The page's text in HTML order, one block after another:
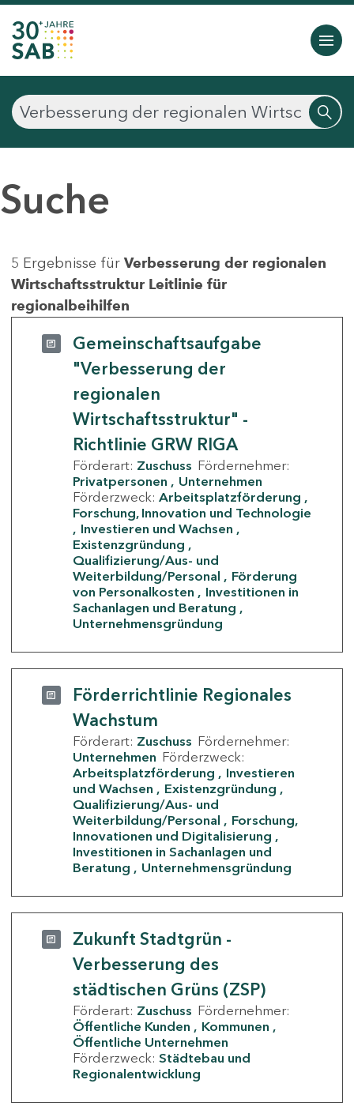
Suche
5 Ergebnisse für Verbesserung der regionalen
Wirtschaftsstruktur Leitlinie für
regionalbeihilfen
Gemeinschaftsaufgabe
"Verbesserung der
regionalen
Wirtschaftsstruktur" -
Richtlinie GRW RIGA
Förderart: Zuschuss Fördernehmer:
Privatpersonen
Unternehmen
Förderzweck: Arbeitsplatzförderung
Forschung, Innovation und Technologie
Investieren und Wachsen
Existenzgründung
Qualifizierung/Aus- und
Weiterbildung/Personal
Förderung
von Personalkosten
Investitionen in
Sachanlagen und Beratung
Unternehmensgründung
Förderrichtlinie Regionales
Wachstum
Förderart: Zuschuss Fördernehmer:
Unternehmen Förderzweck:
Arbeitsplatzförderung
Investieren
und Wachsen
Existenzgründung
Qualifizierung/Aus- und
Weiterbildung/Personal
Forschung,
Innovationen und Digitalisierung
Investitionen in Sachanlagen und
Beratung
Unternehmensgründung
Zukunft Stadtgrün -
Verbesserung des
städtischen Grüns (ZSP)
Förderart: Zuschuss Fördernehmer:
Öffentliche Kunden
Kommunen
Öffentliche Unternehmen
Förderzweck: Städtebau und
Regionalentwicklung